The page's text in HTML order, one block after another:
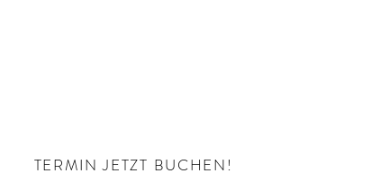
TERMIN JETZT BUCHEN!